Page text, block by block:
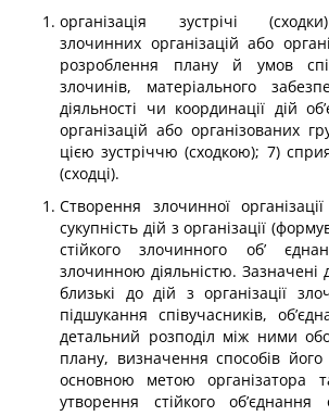
організація зустрічі
злочинних організацій або
розроблення плану й умов
злочинів, матеріального
діяльності чи координації дій
організа­цій або організованих
цією зустріччю (сходкою); 7)
(сходці).
Створення злочинної
сукупність дій з організації
стійкого злочинного об’
злочинною ді­яльністю. Зазначені
близькі до дій з організації
підшукання співучасників,
детальний розподіл між ними
плану, визначення способів
основною метою організатора
утворення стійкого